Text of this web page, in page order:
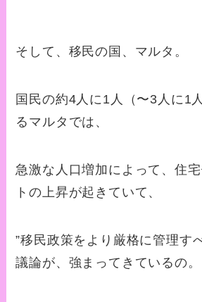
そして、移民の国、マルタ。
国民の約4人に1人（〜3人に1
るマルタでは、
急激な人口増加によって、住
トの上昇が起きていて、
”移民政策をより厳格に管理す
議論が、強まってきているの。